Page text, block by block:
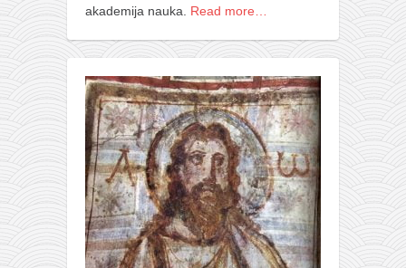
azbuki i knjige
Okinava karate
najnovije na blogu
moje beleške
istorija karatea
bubishi
kihon
naihanchi
akademija nauka. Read more…